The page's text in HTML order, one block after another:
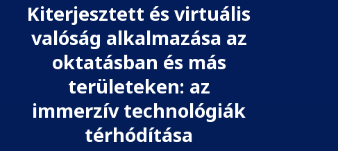
Kiterjesztett és virtuális
valóság alkalmazása az
oktatásban és más
területeken: az
immerzív technológiák
térhódítása